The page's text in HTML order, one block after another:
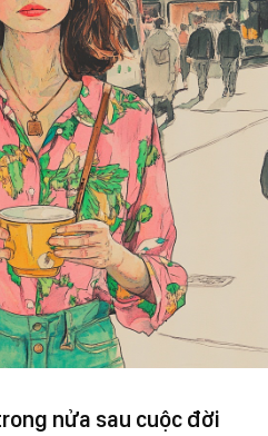
nửa sau cuộc đời